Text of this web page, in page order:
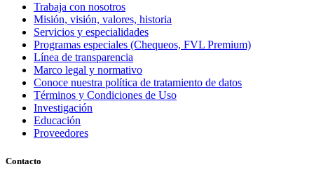
Trabaja con nosotros
Misión, visión, valores, historia
Servicios y especialidades
Programas especiales (Chequeos, FVL Premium)
Línea de transparencia
Marco legal y normativo
Conoce nuestra política de tratamiento de datos
Términos y Condiciones de Uso
Investigación
Educación
Proveedores
Contacto